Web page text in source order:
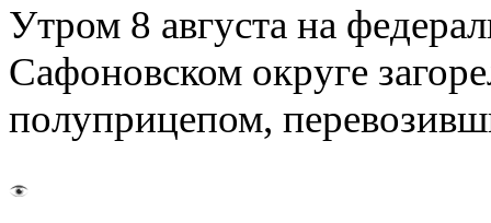
Утром 8 августа на
Сафоновском округе
полуприцепом,